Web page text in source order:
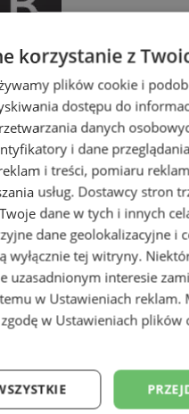
Optyk, okulista
z częściami online!
www -Zabrze
korzystanie z
plików cookie i
dostępu do
danych
i dane
i treści, pomiaru
usług. Dostawcy stron
dane w tych i innych
dane geolokalizacyjne i
wyłącznie tej witryny.
uzasadnionym interesie
w Ustawieniach reklam.
w Ustawieniach plików